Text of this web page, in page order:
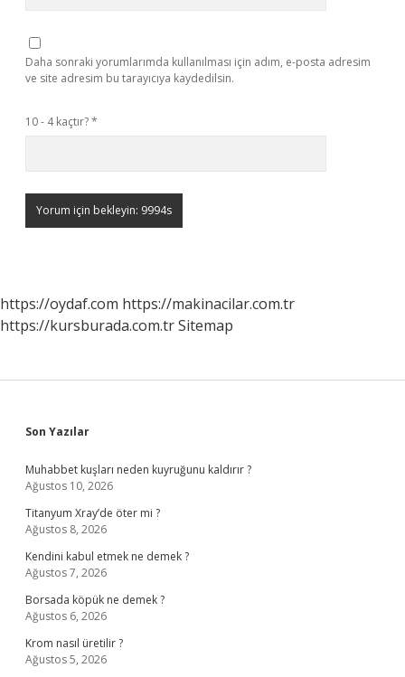
Daha sonraki yorumlarımda kullanılması için adım, e-posta adresim
ve site adresim bu tarayıcıya kaydedilsin.
10 - 4 kaçtır?*
https://oydaf.com https://makinacilar.com.tr
https://kursburada.com.trSitemap
Sidebar
Son Yazılar
Muhabbet kuşları neden kuyruğunu kaldırır ?
Ağustos 10, 2026
Titanyum Xray’de öter mi ?
Ağustos 8, 2026
Kendini kabul etmek ne demek ?
Ağustos 7, 2026
Borsada köpük ne demek ?
Ağustos 6, 2026
Krom nasıl üretilir ?
Ağustos 5, 2026